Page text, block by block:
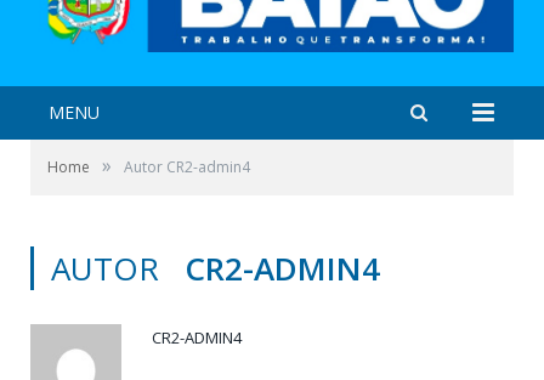
MENU
Home » Autor CR2-admin4
AUTOR CR2-ADMIN4
CR2-ADMIN4